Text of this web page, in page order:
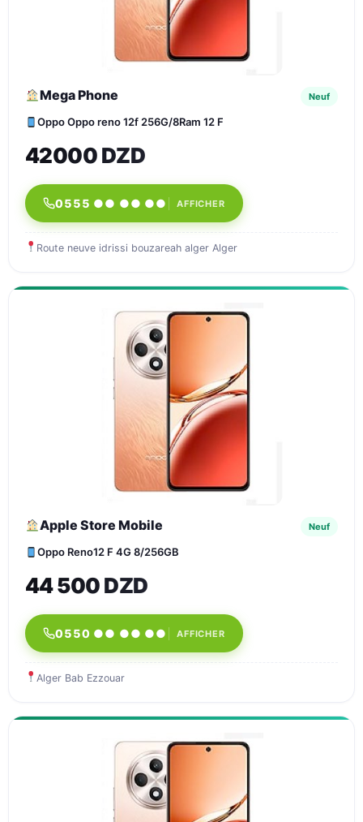
Mega Phone Neuf
Oppo Oppo reno 12f 256G/8Ram 12 F
42000 DZD
0555 ●● ●● ●● AFFICHER
Route neuve idrissi bouzareah alger Alger
Apple Store Mobile Neuf
Oppo Reno12 F 4G 8/256GB
44 500 DZD
0550 ●● ●● ●● AFFICHER
Alger Bab Ezzouar